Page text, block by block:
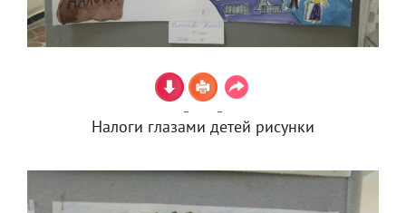
Налоги глазами детей рисунки